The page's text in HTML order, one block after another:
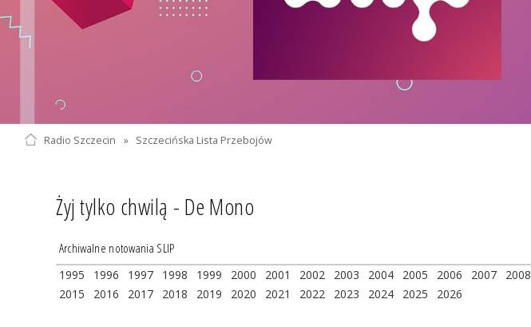
Radio Szczecin » Szczecińska Lista Przebojów
Żyj tylko chwilą - De Mono
Archiwalne notowania SLIP
1995 1996 1997 1998 1999 2000 2001 2002 2003 2004 2005 2006 2007 2008
2015
2016 2017 2018 2019 2020 2021 2022 2023 2024 2025 2026